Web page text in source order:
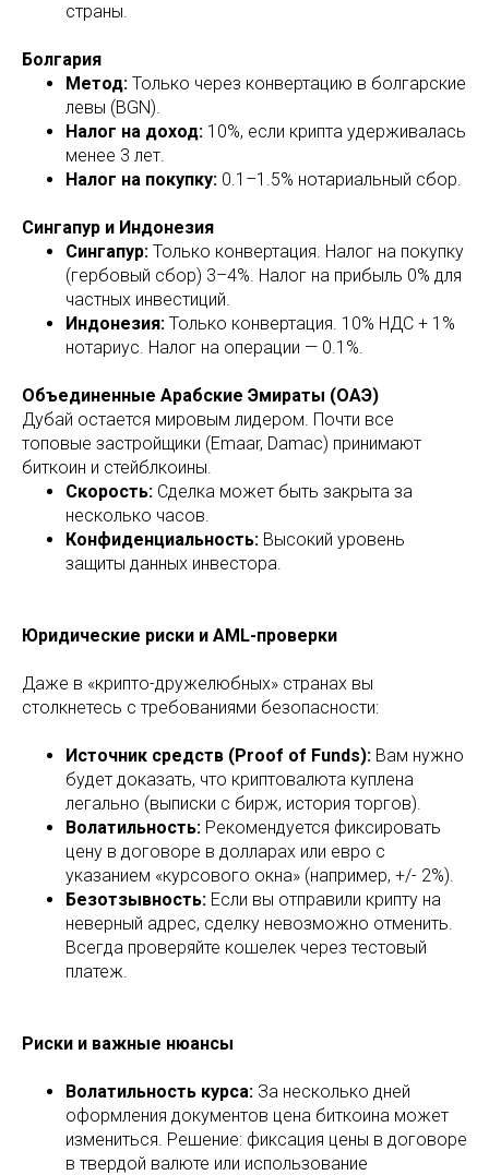
страны.
Болгария
Метод: Только через конвертацию в болгарские
левы (BGN).
Налог на доход: 10%, если крипта удерживалась
менее 3 лет.
Налог на покупку: 0.1–1.5% нотариальный сбор.
Сингапур и Индонезия
Сингапур: Только конвертация. Налог на покупку
(гербовый сбор) 3–4%. Налог на прибыль 0% для
частных инвестиций.
Индонезия: Только конвертация. 10% НДС + 1%
нотариус. Налог на операции — 0.1%.
Объединенные Арабские Эмираты (ОАЭ)
Дубай остается мировым лидером. Почти все
топовые застройщики (Emaar, Damac) принимают
биткоин и стейблкоины.
Скорость: Сделка может быть закрыта за
несколько часов.
Конфиденциальность: Высокий уровень
защиты данных инвестора.
Юридические риски и AML-проверки
Даже в «крипто-дружелюбных» странах вы
столкнетесь с требованиями безопасности:
Источник средств (Proof of Funds): Вам нужно
будет доказать, что криптовалюта куплена
легально (выписки с бирж, история торгов).
Волатильность: Рекомендуется фиксировать
цену в договоре в долларах или евро с
указанием «курсового окна» (например, +/- 2%).
Безотзывность: Если вы отправили крипту на
неверный адрес, сделку невозможно отменить.
Всегда проверяйте кошелек через тестовый
платеж.
Риски и важные нюансы
Волатильность курса: За несколько дней
оформления документов цена биткоина может
измениться. Решение: фиксация цены в договоре
в твердой валюте или использование